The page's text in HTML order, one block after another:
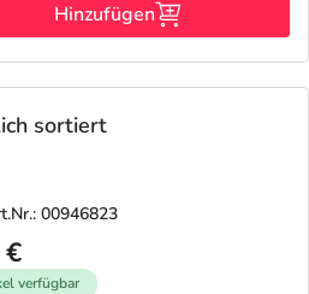
Hinzufügen
sortiert
00946823
€
verfügbar